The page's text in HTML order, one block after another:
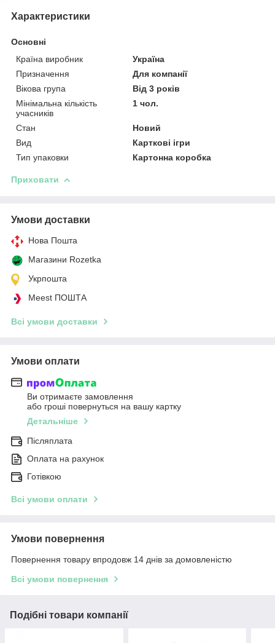
Характеристики
Основні
Країна виробник
Україна
Призначення
Для компанії
Вікова група
Від 3 років
Мінімальна кількість
учасників
1 чол.
Стан
Новий
Вид
Карткові ігри
Тип упаковки
Картонна коробка
Приховати
Умови доставки
Нова Пошта
Магазини Rozetka
Укрпошта
Meest ПОШТА
Всі умови доставки
Умови оплати
Ви отримаєте замовлення
або гроші повернуться на вашу картку
Детальніше
Післяплата
Оплата на рахунок
Готівкою
Всі умови оплати
Умови повернення
Повернення товару впродовж 14 днів за домовленістю
Всі умови повернення
Подібні товари компанії